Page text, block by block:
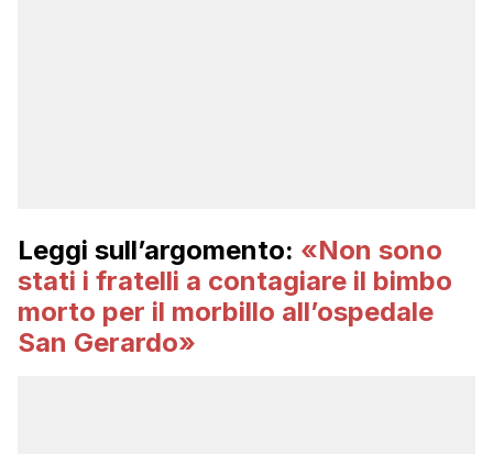
Leggi sull’argomento: «Non sono
stati i fratelli a contagiare il bimbo
morto per il morbillo all’ospedale
San Gerardo»